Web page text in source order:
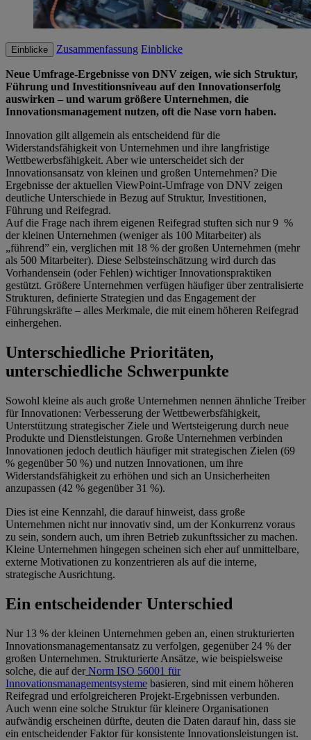
Einblicke Zusammenfassung Einblicke
Neue Umfrage-Ergebnisse von DNV zeigen, wie sich Struktur,
Führung und Investitionsniveau auf den Innovationserfolg
auswirken – und warum größere Unternehmen, die
Innovationsmanagement nutzen, oft die Nase vorn haben.
Innovation gilt allgemein als entscheidend für die
Widerstandsfähigkeit von Unternehmen und ihre langfristige
Wettbewerbsfähigkeit. Aber wie unterscheidet sich der
Innovationsansatz von kleinen und großen Unternehmen? Die
Ergebnisse der aktuellen ViewPoint-Umfrage von DNV zeigen
deutliche Unterschiede in Bezug auf Struktur, Investitionen,
Führung und Reifegrad.
Auf die Frage nach ihrem eigenen Reifegrad stuften sich nur 9 %
der kleinen Unternehmen (weniger als 100 Mitarbeiter) als
„führend” ein, verglichen mit 18 % der großen Unternehmen (mehr
als 500 Mitarbeiter). Diese Selbsteinschätzung wird durch das
Vorhandensein (oder Fehlen) wichtiger Innovationspraktiken
gestützt. Größere Unternehmen verfügen häufiger über zentralisierte
Strukturen, definierte Strategien und das Engagement der
Führungskräfte – alles Merkmale, die mit einem höheren Reifegrad
einhergehen.
Unterschiedliche Prioritäten,
unterschiedliche Schwerpunkte
Sowohl kleine als auch große Unternehmen nennen ähnliche Treiber
für Innovationen: Verbesserung der Wettbewerbsfähigkeit,
Unterstützung strategischer Ziele und Wertsteigerung durch neue
Produkte und Dienstleistungen. Große Unternehmen verbinden
Innovationen jedoch deutlich häufiger mit strategischen Zielen (69
% gegenüber 50 %) und nutzen Innovationen, um ihre
Widerstandsfähigkeit zu erhöhen und sich an Unsicherheiten
anzupassen (42 % gegenüber 31 %).
Dies ist eine Kennzahl, die darauf hinweist, dass große
Unternehmen nicht nur innovativ sind, um der Konkurrenz voraus
zu sein, sondern auch, um ihren Betrieb zukunftssicher zu machen.
Kleine Unternehmen hingegen scheinen sich eher auf unmittelbare,
externe Motivationen zu konzentrieren als auf die interne,
strategische Ausrichtung.
Ein entscheidender Unterschied
Nur 13 % der kleinen Unternehmen geben an, einen strukturierten
Innovationsmanagementansatz zu verfolgen, gegenüber 24 % der
großen Unternehmen. Strukturierte Ansätze, wie beispielsweise
solche, die auf derNorm ISO 56001 für
Innovationsmanagementsysteme basieren, sind mit einem höheren
Reifegrad und erfolgreicheren Projekt-Ergebnissen verbunden.
Auch wenn eine solche Struktur für kleinere Organisationen
aufwändig erscheinen dürfte, deuten die Daten darauf hin, dass sie
ein entscheidender Faktor für konsistente Innovationsleistungen ist.